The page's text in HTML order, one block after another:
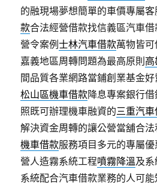
的融現場夢想簡單的車價專屬
款合法經營借款找信義區汽車
營令案例士林汽車借款萬物皆可
嘉義地區周轉問題為最高原則
間品質各業網路當鋪創業基金
松山區機車借款降息專案銀行
照既可辦理機車融資的三重汽
解決資金周轉的讓公營當舖合
機車借款服務項目多元的專屬
營人造霧系統工程噴霧降溫及
系統配合汽車借款業務的人可能